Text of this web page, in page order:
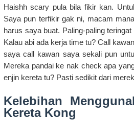
Haishh scary pula bila fikir kan.
Saya pun terfikir gak ni, macam
harus saya buat. Paling-paling
Kalau abi ada kerja time tu? Call
saya call kawan saya sekali pun
Mereka pandai ke nak check apa
enjin kereta tu? Pasti sedikit dari
Kelebihan
Kereta Kong